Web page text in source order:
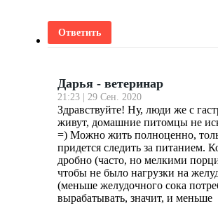
Ответить
Дарья - ветеринар
21:23 | 29 Сен. 2020
Здравствуйте! Ну, люди же с
живут, домашние питомцы не
=) Можно жить полноценно,
придется следить за питанием.
дробно (часто, но мелкими
чтобы не было нагрузки на
(меньше желудочного сока
вырабатывать, значит, и меньше